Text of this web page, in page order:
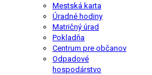
Mestská karta
Úradné hodiny
Matričný úrad
Pokladňa
Centrum pre občanov
Odpadové
hospodárstvo